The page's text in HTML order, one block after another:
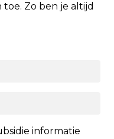
toe. Zo ben je altijd
informatie